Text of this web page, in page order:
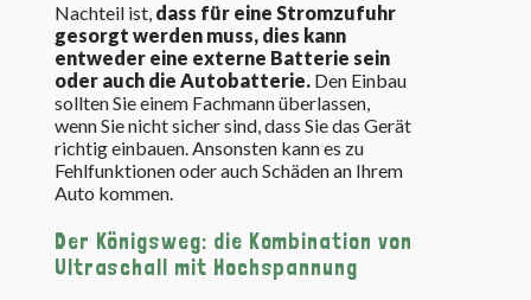
Nachteil ist, dass für eine Stromzufuhr
gesorgt werden muss, dies kann
entweder eine externe Batterie sein
oder auch die Autobatterie.Den Einbau
sollten Sie einem Fachmann überlassen,
wenn Sie nicht sicher sind, dass Sie das Gerät
richtig einbauen. Ansonsten kann es zu
Fehlfunktionen oder auch Schäden an Ihrem
Auto kommen.
Der Königsweg: die Kombination von
Ultraschall mit Hochspannung